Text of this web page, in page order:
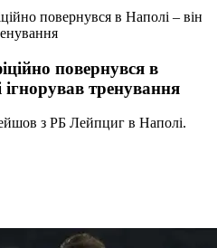
повернувся в Наполі – він
повернувся в
ігнорував тренування
з РБ Лейпциг в Наполі.